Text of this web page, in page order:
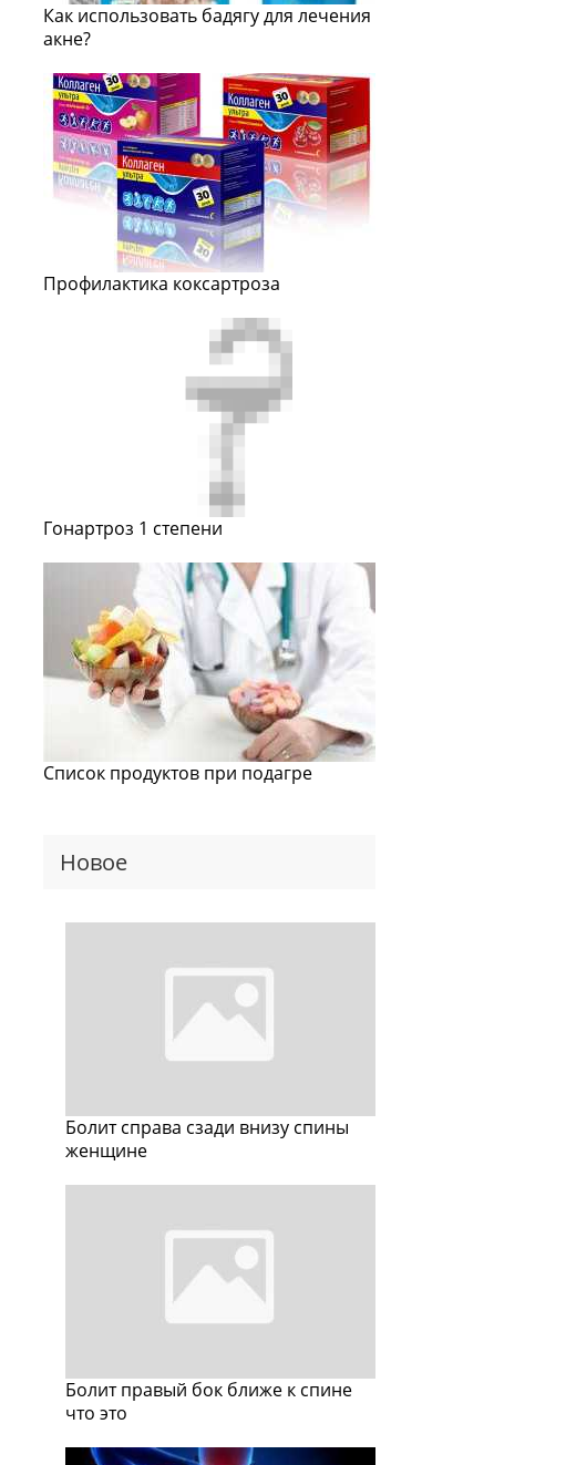
Как использовать бадягу для лечения
акне?
Профилактика коксартроза
Гонартроз 1 степени
Список продуктов при подагре
Новое
Болит справа сзади внизу спины
женщине
Болит правый бок ближе к спине
что это